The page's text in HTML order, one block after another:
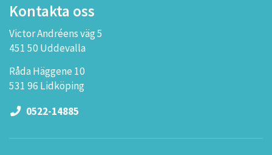
Kontakta oss
Victor Andréens väg 5
451 50 Uddevalla
Råda Häggene 10
531 96 Lidköping
0522-14885